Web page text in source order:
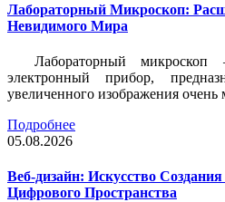
Лабораторный Микроскоп:
Невидимого Мира
Лабораторный
электронный прибор,
увеличенного изображения очень
Подробнее
05.08.2026
Веб-дизайн: Искусство
Цифрового Пространства